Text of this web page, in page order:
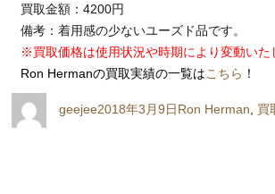
買取金額：4200円
備考：着用感の少ないユーズド品です。
※買取価格は使用状況や時期により変動いた
Ron Hermanの買取実績の一覧はこちら ！
geejee投
2018年3月9日カ
Ron Herman 買